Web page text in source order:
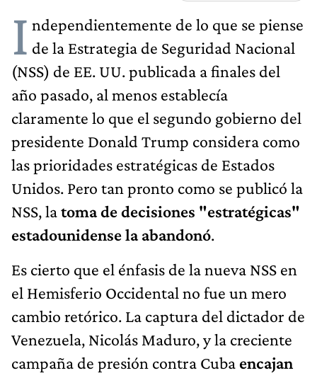
I ndependientemente de lo que se piense
de la Estrategia de Seguridad Nacional
(NSS) de EE. UU. publicada a finales del
año pasado, al menos establecía
claramente lo que el segundo gobierno del
presidente Donald Trump considera como
las prioridades estratégicas de Estados
Unidos. Pero tan pronto como se publicó la
NSS, latoma de decisiones "estratégicas"
estadounidense la abandonó.
Es cierto que el énfasis de la nueva NSS en
el Hemisferio Occidental no fue un mero
cambio retórico. La captura del dictador de
Venezuela, Nicolás Maduro, y la creciente
campaña de presión contra Cuba encajan